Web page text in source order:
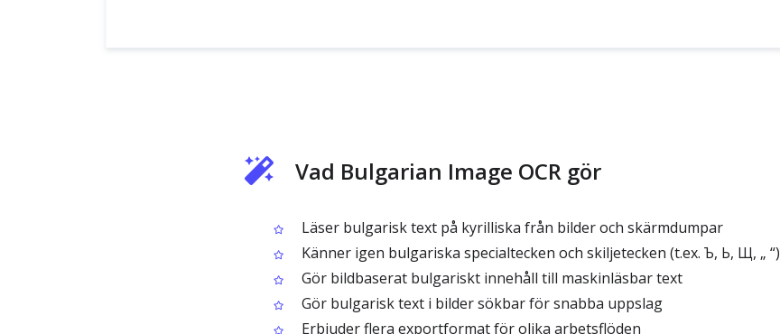
Vad Bulgarian Image OCR gör
Läser bulgarisk text på kyrilliska från bilder och skärmdumpar
Känner igen bulgariska specialtecken och skiljetecken (t.ex. Ъ, Ь, Щ, „ “)
Gör bildbaserat bulgariskt innehåll till maskinläsbar text
Gör bulgarisk text i bilder sökbar för snabba uppslag
Erbjuder flera exportformat för olika arbetsflöden